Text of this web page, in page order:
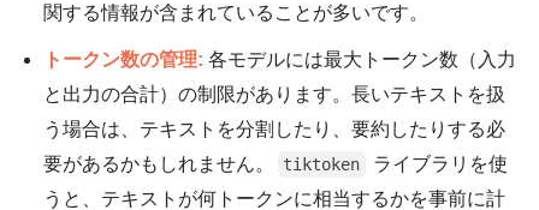
関する情報が含まれていることが多いです。
トークン数の管理: 各モデルには最大トークン数（入力
と出力の合計）の制限があります。長いテキストを扱
う場合は、テキストを分割したり、要約したりする必
要があるかもしれません。
tiktoken
ライブラリを使
うと、テキストが何トークンに相当するかを事前に計